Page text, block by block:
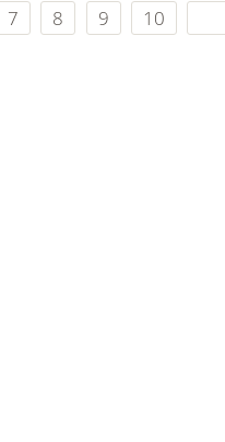
7 8 9 10